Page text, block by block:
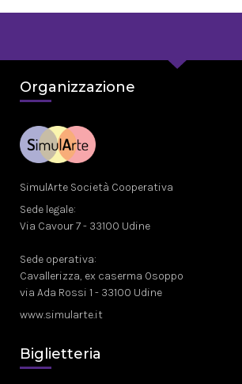
Organizzazione
SimulArte Società Cooperativa
Sede legale:
Via Cavour 7 - 33100 Udine
Sede operativa:
Cavallerizza, ex caserma Osoppo
via Ada Rossi 1 - 33100 Udine
www.simularte.it
Biglietteria